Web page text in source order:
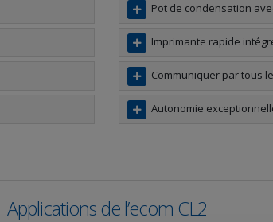
Pot de condensation
Imprimante rapide
Communiquer par tous
Autonomie
Applications de l’ecom CL2